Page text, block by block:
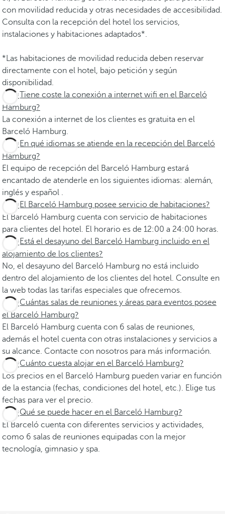
con movilidad reducida y otras necesidades de accesibilidad.
Consulta con la recepción del hotel los servicios,
instalaciones y habitaciones adaptados*.
*Las habitaciones de movilidad reducida deben reservar
directamente con el hotel, bajo petición y según
disponibilidad.
¿Tiene coste la conexión a internet wifi en el Barceló
Hamburg?
La conexión a internet de los clientes es gratuita en el
Barceló Hamburg.
¿En qué idiomas se atiende en la recepción del Barceló
Hamburg?
El equipo de recepción del Barceló Hamburg estará
encantado de atenderle en los siguientes idiomas: alemán,
inglés y español .
¿El Barceló Hamburg posee servicio de habitaciones?
El Barceló Hamburg cuenta con servicio de habitaciones
para clientes del hotel. El horario es de 12:00 a 24:00 horas.
¿Está el desayuno del Barceló Hamburg incluido en el
alojamiento de los clientes?
No, el desayuno del Barceló Hamburg no está incluido
dentro del alojamiento de los clientes del hotel. Consulte en
la web todas las tarifas especiales que ofrecemos.
¿Cuántas salas de reuniones y áreas para eventos posee
el Barceló Hamburg?
El Barceló Hamburg cuenta con 6 salas de reuniones,
además el hotel cuenta con otras instalaciones y servicios a
su alcance. Contacte con nosotros para más información.
¿Cuánto cuesta alojar en el Barceló Hamburg?
Los precios en el Barceló Hamburg pueden variar en función
de la estancia (fechas, condiciones del hotel, etc.). Elige tus
fechas para ver el precio.
¿Qué se puede hacer en el Barceló Hamburg?
El Barceló cuenta con diferentes servicios y actividades,
como 6 salas de reuniones equipadas con la mejor
tecnología, gimnasio y spa.